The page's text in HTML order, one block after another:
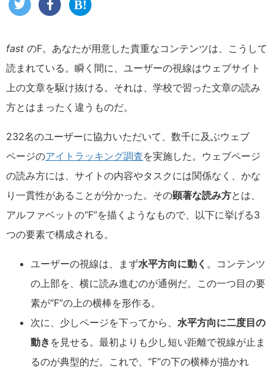
fast のF。あなたが用意した貴重なコンテンツは、こうして
読まれている。瞬く間に、ユーザーの視線はウェブサイト
上の文章を駆け抜ける。それは、学校で習った文章の読み
方とはまったく違うものだ。
232名のユーザーに協力いただいて、数千に及ぶウェブ
ページのアイトラッキング調査を実施した。ウェブページ
の読み方には、サイトの内容やタスクには関係なく、かな
り一貫性があることが分かった。その顕著な読み方とは、
アルファベットの“F”を描くようなもので、以下に挙げる3
つの要素で構成される。
ユーザーの視線は、まず水平方向に動く 。コンテンツ
の上部を、横に読み進むのが通例だ。この一つ目の要
素が“F”の上の横棒を形作る。
次に、少しページを下ってから、 水平方向に二度目の
動き を見せる。最初よりも少し短い距離で視線が止ま
るのが典型的だ。これで、“F”の下の横棒が描かれ